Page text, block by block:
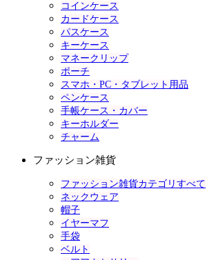
コインケース
カードケース
パスケース
キーケース
マネークリップ
ポーチ
スマホ・PC・タブレット用品
ペンケース
手帳ケース・カバー
キーホルダー
チャーム
ファッション雑貨
ファッション雑貨カテゴリすべて
ネックウェア
帽子
イヤーマフ
手袋
ベルト